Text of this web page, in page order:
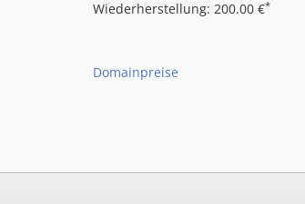
Wiederherstellung: 200.00 €*
Domainpreise